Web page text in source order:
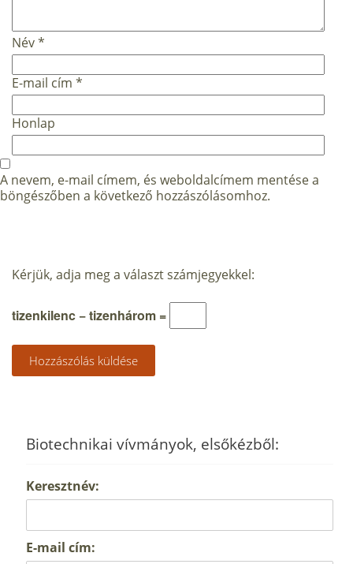
Név*
E-mail cím *
Honlap
A nevem, e-mail címem, és weboldalcímem mentése a
böngészőben a következő hozzászólásomhoz.
Kérjük, adja meg a választ számjegyekkel:
tizenkilenc − tizenhárom =
Biotechnikai vívmányok, elsőkézből:
Keresztnév:
E-mail cím: